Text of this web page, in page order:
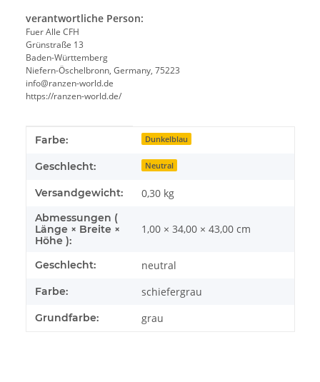
verantwortliche Person:
Fuer Alle CFH
Grünstraße 13
Baden-Württemberg
Niefern-Öschelbronn, Germany, 75223
info@ranzen-world.de
https://ranzen-world.de/
Produkteigenschaft
Wert
Farbe: Dunkelblau
Geschlecht: Neutral
Versandgewicht: 0,30 kg
Abmessungen (
Länge × Breite ×
Höhe ):
1,00 × 34,00 × 43,00 cm
Geschlecht: neutral
Farbe: schiefergrau
Grundfarbe: grau